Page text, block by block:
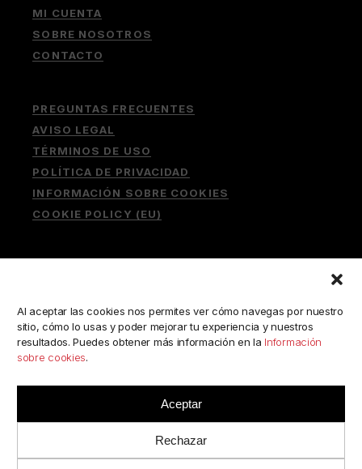
Al aceptar las cookies nos permites ver cómo navegas por nuestro
sitio, cómo lo usas y poder mejorar tu experiencia y nuestros
resultados. Puedes obtener más información en la Información
sobre cookies.
Aceptar
Rechazar
MI CUENTA
SOBRE NOSOTROS
CONTACTO
PREGUNTAS FRECUENTES
AVISO LEGAL
TÉRMINOS DE USO
POLÍTICA DE PRIVACIDAD
INFORMACIÓN SOBRE COOKIES
COOKIE POLICY (EU)
Buscar: